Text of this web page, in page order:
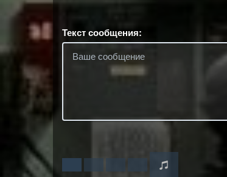
Текст сообщения: